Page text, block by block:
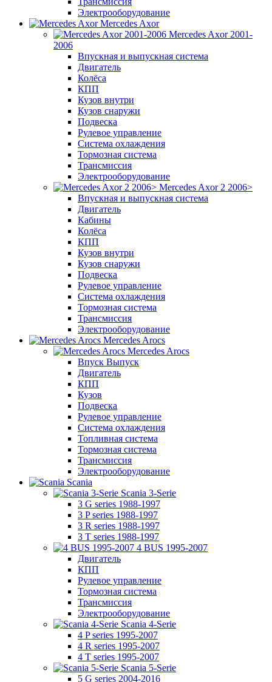
Электрооборудование
Mercedes Axor
Mercedes Axor 2001-
2006
Впускная и выпускная система
Двигатель
Колёса
КПП
Кузов внутри
Кузов снаружи
Подвеска
Рулевое управление
Система охлаждения
Тормозная система
Трансмиссия
Электрооборудование
Mercedes Axor 2 2006>
Впускная и выпускная система
Двигатель
Кабины
Колёса
КПП
Кузов внутри
Кузов снаружи
Подвеска
Рулевое управление
Система охлаждения
Тормозная система
Трансмиссия
Электрооборудование
Mercedes Arocs
Mercedes Arocs
Впуск Выпуск
Двигатель
КПП
Кузов
Подвеска
Рулевое управление
Система охлаждения
Топливная система
Тормозная система
Трансмиссия
Электрооборудование
Scania
Scania 3-Serie
3 G series 1988-1997
3 P series 1988-1997
3 R series 1988-1997
3 T series 1988-1997
4 BUS 1995-2007
Двигатель
КПП
Рулевое управление
Тормозная система
Трансмиссия
Электрооборудование
Scania 4-Serie
4 P series 1995-2007
4 R series 1995-2007
4 T series 1995-2007
Scania 5-Serie
5 G series 2004-2016